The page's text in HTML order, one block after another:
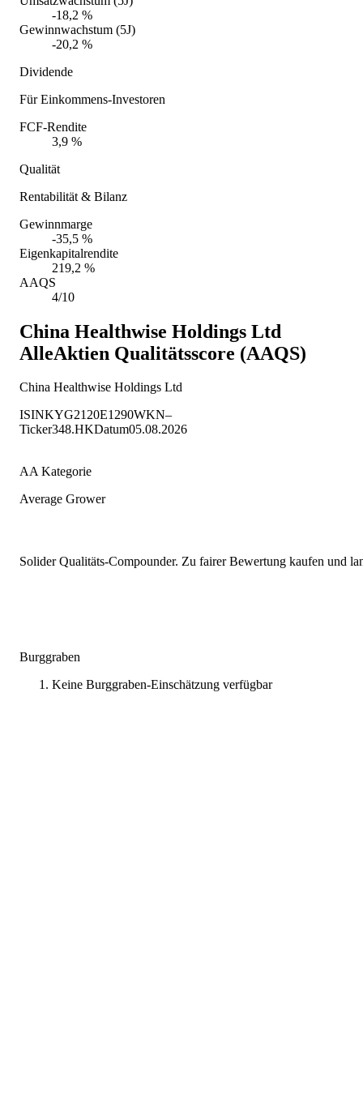
-18,2 %
Gewinnwachstum (5J)
-20,2 %
Dividende
Für Einkommens-Investoren
FCF-Rendite
3,9 %
Qualität
Rentabilität & Bilanz
Gewinnmarge
-35,5 %
Eigenkapitalrendite
219,2 %
AAQS
4/10
China Healthwise Holdings Ltd
AlleAktien Qualitätsscore (AAQS)
China Healthwise Holdings Ltd
ISINKYG2120E1290WKN–
Ticker348.HKDatum05.08.2026
AA Kategorie
Average Grower
Solider Qualitäts-Compounder. Zu fairer Bewertung kaufen und
Burggraben
Keine Burggraben-Einschätzung verfügbar